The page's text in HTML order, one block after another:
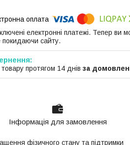
електронні платежі. Тепер ви
покидаючи сайту.
протягом 14 днів за
Інформація для замовлення
фізичного стану та підтримки